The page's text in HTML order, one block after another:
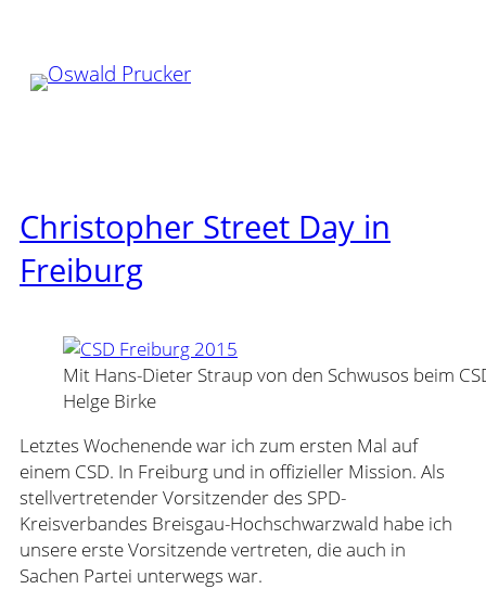
springen
Christopher Street Day in
Freiburg
Mit Hans-Dieter Straup von den Schwusos beim
Helge Birke
Letztes Wochenende war ich zum ersten Mal auf
einem CSD. In Freiburg und in offizieller Mission. Als
stellvertretender Vorsitzender des SPD-
Kreisverbandes Breisgau-Hochschwarzwald habe ich
unsere erste Vorsitzende vertreten, die auch in
Sachen Partei unterwegs war.